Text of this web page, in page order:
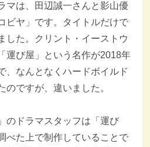
マは、田辺誠一さんと影山優
ビヤ」です。タイトルだけで
した。クリント・イーストウ
運び屋」という名作が2018年
、なんとなくハードボイルド
のですが、違いました。
のドラマスタッフは「運び
べた上で制作していることで